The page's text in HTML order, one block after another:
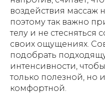
воздействия массаж
поэтому так важно
телу и не стесняться
своих ощущениях.
подобрать
интенсивности,
только полезной, но
комфортной.